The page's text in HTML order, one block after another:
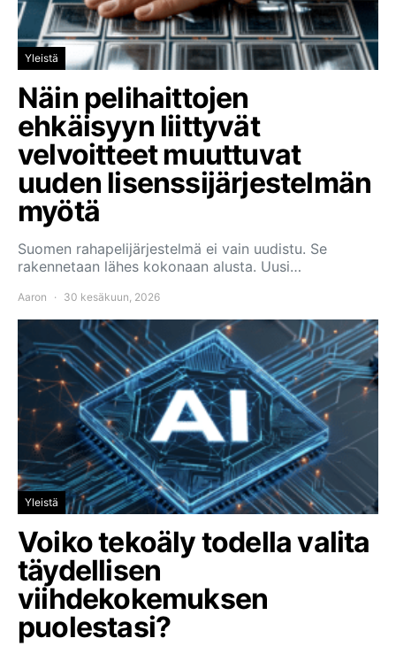
Yleistä
Näin pelihaittojen
ehkäisyyn liittyvät
velvoitteet muuttuvat
uuden lisenssijärjestelmän
myötä
Suomen rahapelijärjestelmä ei vain uudistu. Se
rakennetaan lähes kokonaan alusta. Uusi…
Aaron 30 kesäkuun, 2026
Yleistä
Voiko tekoäly todella valita
täydellisen
viihdekokemuksen
puolestasi?